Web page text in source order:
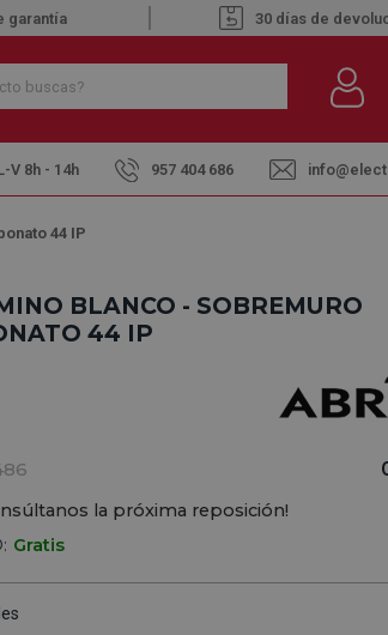
garantía 30 días de
V 8h - 14h 957 404 686
44 IP
BLANCO - SOBREMURO
44 IP
la próxima reposición!
Gratis